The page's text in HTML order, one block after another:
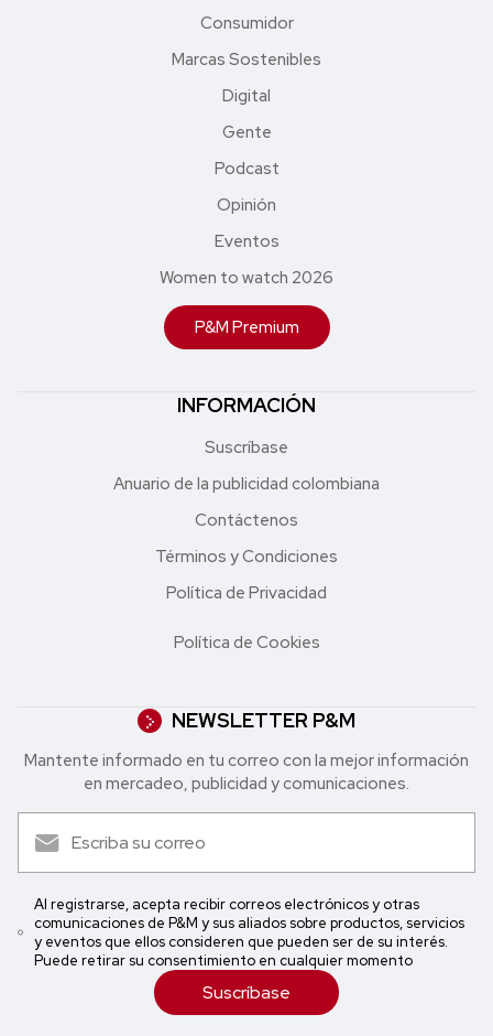
Consumidor
Marcas Sostenibles
Digital
Gente
Podcast
Opinión
Eventos
Women to watch 2026
P&M Premium
INFORMACIÓN
Suscríbase
Anuario de la publicidad colombiana
Contáctenos
Términos y Condiciones
Política de Privacidad
Política de Cookies
NEWSLETTER P&M
Mantente informado en tu correo con la mejor in formación
en mercadeo, publicidad y comunicaciones.
Al registrarse, acepta recibir correos electrónicos y otras
comunicaciones de P&M y sus aliados sobre productos, servicios
y eventos que ellos consideren que pueden ser de su interés.
Puede retirar su consentimiento en cualquier momento
Suscríbase